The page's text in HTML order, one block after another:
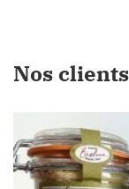
Nos